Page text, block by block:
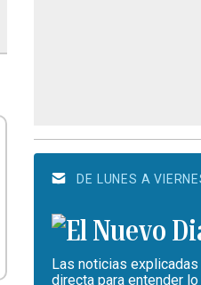
DE LUNES A
Las noticias
directa para entender